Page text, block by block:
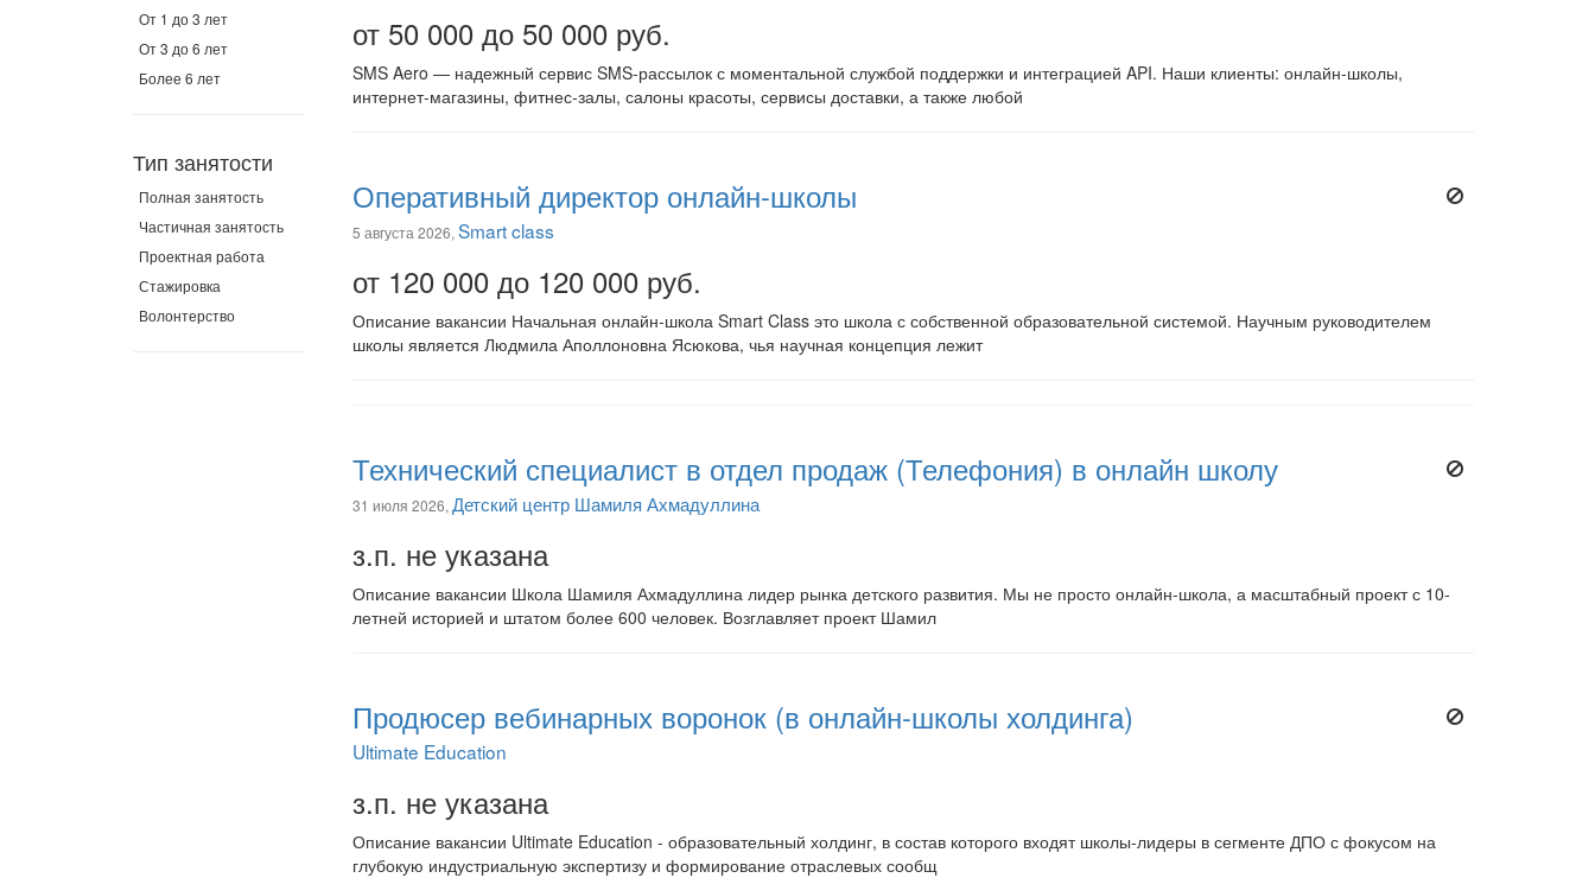
От 1 до 3 лет
От 3 до 6 лет
Более 6 лет
Тип занятости
Полная занятость
Частичная занятость
Проектная работа
Стажировка
Волонтерство
от 50 000 до 50 000 руб.
SMS Aero — надежный сервис SMS-рассылок с моментальной службой поддержки и интеграцией API. Наши клиенты: онлайн-школы,
интернет-магазины, фитнес-залы, салоны красоты, сервисы доставки, а также любой
Оперативный директор онлайн-школы
5 августа 2026, Smart class
от 120 000 до 120 000 руб.
Описание вакансии Начальная онлайн-школа Smart Class это школа с собственной образовательной системой. Научным руководителем
школы является Людмила Аполлоновна Ясюкова, чья научная концепция лежит
Технический специалист в отдел продаж (Телефония) в онлайн школу
31 июля 2026, Детский центр Шамиля Ахмадуллина
з.п. не указана
Описание вакансии Школа Шамиля Ахмадуллина лидер рынка детского развития. Мы не просто онлайн-школа, а масштабный проект с 10-
летней историей и штатом более 600 человек. Возглавляет проект Шамил
Продюсер вебинарных воронок (в онлайн-школы холдинга)
Ultimate Education
з.п. не указана
Описание вакансии Ultimate Education - образовательный холдинг, в состав которого входят школы-лидеры в сегменте ДПО с фокусом на
глубокую индустриальную экспертизу и формирование отраслевых сообщ